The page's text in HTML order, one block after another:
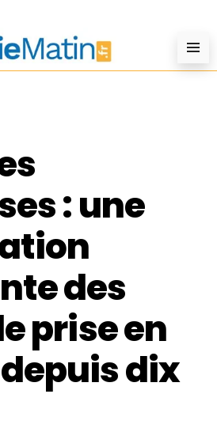
: une
des
prise en
dix